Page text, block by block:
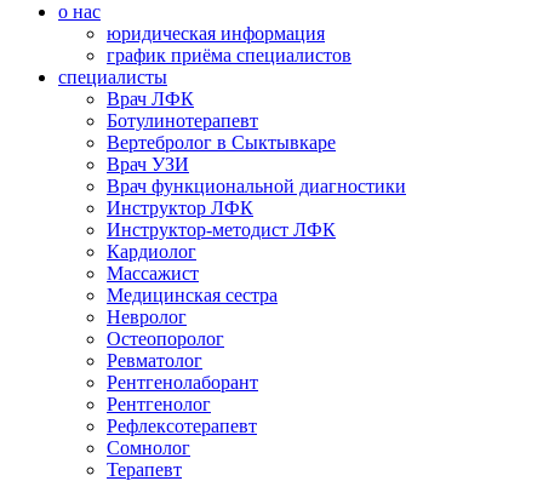
о нас
юридическая информация
график приёма специалистов
специалисты
Врач ЛФК
Ботулинотерапевт
Вертебролог в Сыктывкаре
Врач УЗИ
Врач функциональной диагностики
Инструктор ЛФК
Инструктор-методист ЛФК
Кардиолог
Массажист
Медицинская сестра
Невролог
Остеопоролог
Ревматолог
Рентгенолаборант
Рентгенолог
Рефлексотерапевт
Сомнолог
Терапевт